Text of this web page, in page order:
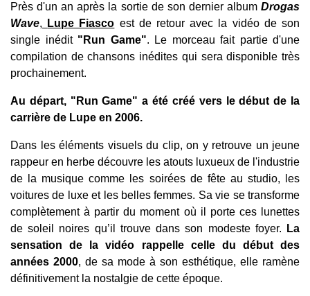
Près d'un an après la sortie de son dernier album Drogas
Wave, Lupe Fiasco est de retour avec la vidéo de son
single inédit "Run Game". Le morceau fait partie d'une
compilation de chansons inédites qui sera disponible très
prochainement.
Au départ, "Run Game" a été créé vers le début de la
carrière de Lupe en 2006.
Dans les éléments visuels du clip, on y retrouve un jeune
rappeur en herbe découvre les atouts luxueux de l'industrie
de la musique comme les soirées de fête au studio, les
voitures de luxe et les belles femmes. Sa vie se transforme
complètement à partir du moment où il porte ces lunettes
de soleil noires qu’il trouve dans son modeste foyer.
La
sensation de la vidéo rappelle celle du début des
années 2000, de sa mode à son esthétique, elle ramène
définitivement la nostalgie de cette époque.